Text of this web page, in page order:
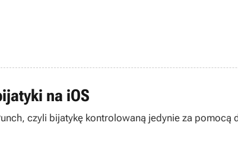
na iOS
czyli bijatykę kontrolowaną jedynie za